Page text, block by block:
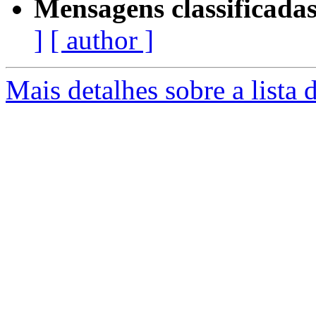
Mensagens
] [ author ]
Mais detalhes sobre a lista